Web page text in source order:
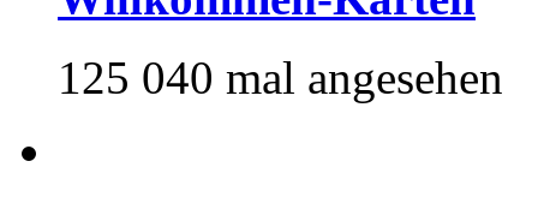
125 040 mal angesehen